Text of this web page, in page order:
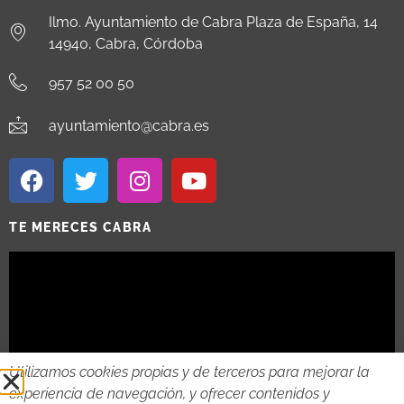
Ilmo. Ayuntamiento de Cabra Plaza de España, 14
14940, Cabra, Córdoba
957 52 00 50
ayuntamiento@cabra.es
TE MERECES CABRA
Utilizamos cookies propias y de terceros para mejorar la
experiencia de navegación, y ofrecer contenidos y